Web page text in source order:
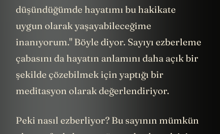
düşündüğümde hayatımı bu hakikate
uygun olarak yaşayabileceğime
inanıyorum." Böyle diyor. Sayıyı ezberleme
çabasını da hayatın anlamını daha açık bir
şekilde çözebilmek için yaptığı bir
meditasyon olarak değerlendiriyor.
Peki nasıl ezberliyor? Bu sayının mümkün